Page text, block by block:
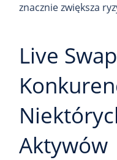
znacznie zwiększa
Live
Aktywów